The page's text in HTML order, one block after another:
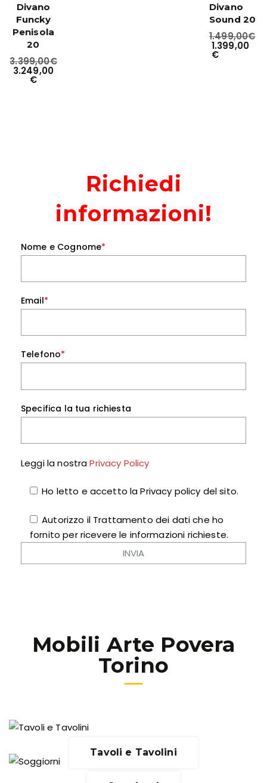
Divano
Funcky
Penisola
20
3.399,00€
3.249,00
€
Divano
Sound 20
1.499,00€
1.399,00
€
Richiedi
informazioni!
Nome e Cognome*
Email*
Telefono*
Specifica la tua richiesta
Leggi la nostraPrivacy Policy
Ho letto e accetto la Privacy policy del sito.
Autorizzo il Trattamento dei dati che ho
fornito per ricevere le informazioni richieste.
Mobili Arte Povera
Torino
Tavoli e Tavolini